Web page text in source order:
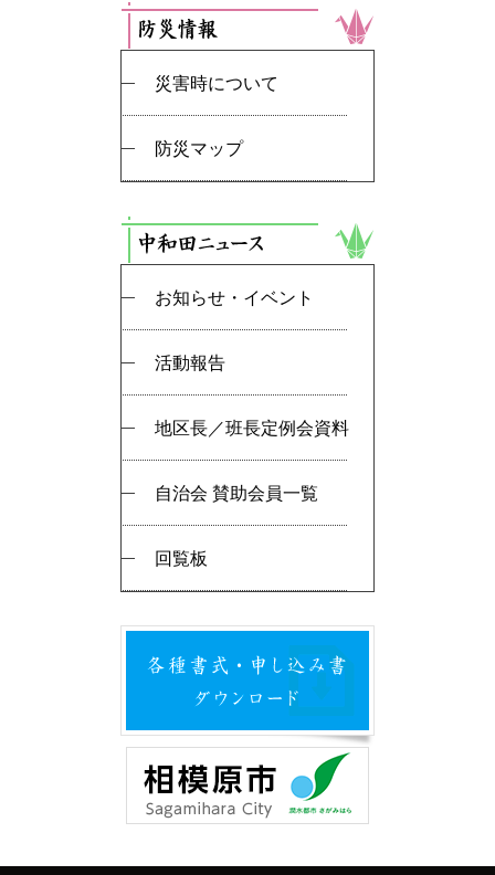
災害時について
防災マップ
お知らせ・イベント
活動報告
地区長／班長定例会資料
自治会 賛助会員一覧
回覧板